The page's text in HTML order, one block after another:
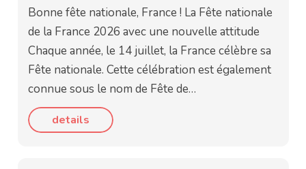
Bonne fête nationale, France ! La Fête nationale
de la France 2026 avec une nouvelle attitude
Chaque année, le 14 juillet, la France célèbre sa
Fête nationale. Cette célébration est également
connue sous le nom de Fête de…
details